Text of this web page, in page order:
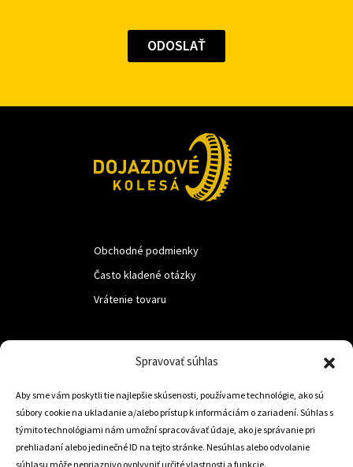
Spravovať súhlas
Aby sme vám poskytli tie najlepšie skúsenosti, používame technológie, ako sú
súbory cookie na ukladanie a/alebo prístup k informáciám o zariadení. Súhlas s
týmito technológiami nám umožní spracovávať údaje, ako je správanie pri
prehliadaní alebo jedinečné ID na tejto stránke. Nesúhlas alebo odvolanie
súhlasu môže nepriaznivo ovplyvniť určité vlastnosti a funkcie.
Obchodné podmienky
Často kladené otázky
Vrátenie tovaru
Trstená 02801